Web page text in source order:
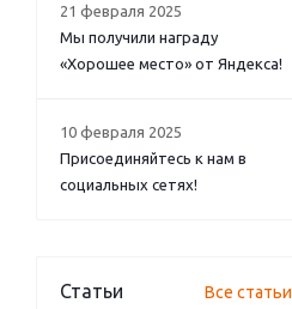
21 февраля 2025
Мы получили награду
«Хорошее место» от Яндекса!
10 февраля 2025
Присоединяйтесь к нам в
социальных сетях!
Статьи Все статьи